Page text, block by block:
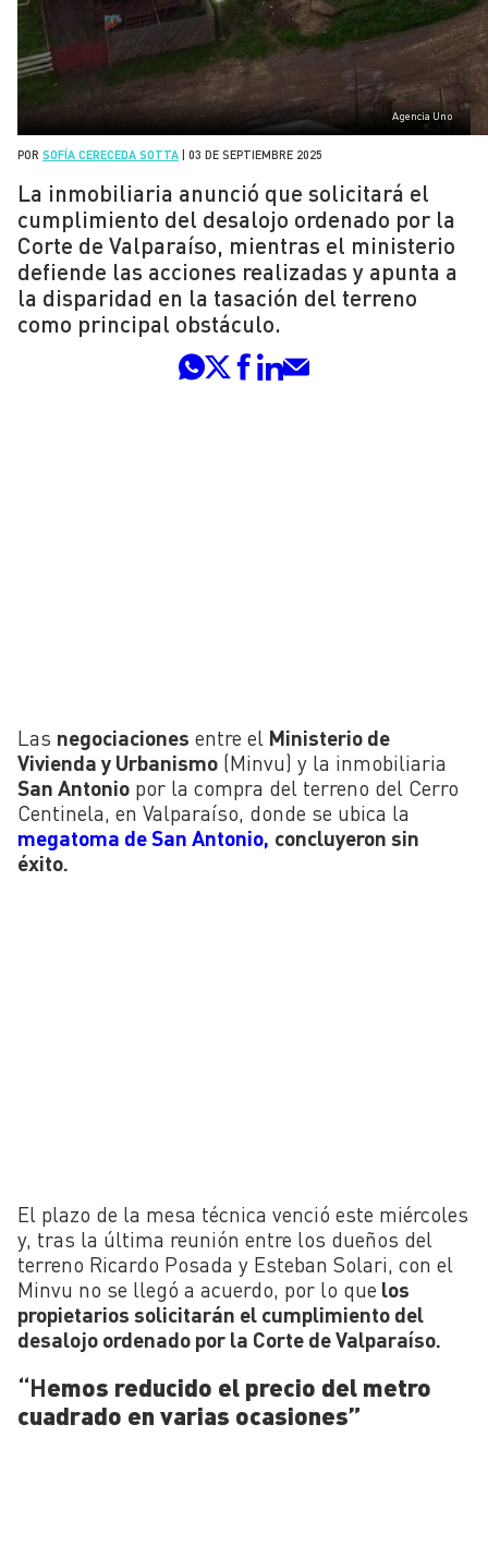
Agencia Uno
POR SOFÍA CERECEDA SOTTA 03 DE SEPTIEMBRE 2025
La inmobiliaria anunció que solicitará el
cumplimiento del desalojo ordenado por la
Corte de Valparaíso, mientras el ministerio
defiende las acciones realizadas y apunta a
la disparidad en la tasación del terreno
como principal obstáculo.
Las negociaciones entre el Ministerio de
Vivienda y Urbanismo (Minvu) y la inmobiliaria
San Antonio por la compra del terreno del Cerro
Centinela, en Valparaíso, donde se ubica la
megatoma de San Antonio, concluyeron sin
éxito.
El plazo de la mesa técnica venció este miércoles
y, tras la última reunión entre los dueños del
terreno Ricardo Posada y Esteban Solari, con el
Minvu no se llegó a acuerdo, por lo que los
propietarios solicitarán el cumplimiento del
desalojo ordenado por la Corte de Valparaíso.
“Hemos reducido el precio del metro
cuadrado en varias ocasiones”